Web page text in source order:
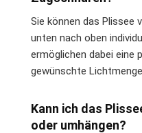
Sie können das Plissee
unten nach oben
ermöglichen dabei eine
gewünschte
Kann ich das
oder umhängen?